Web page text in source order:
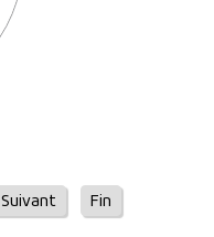
Suivant Fin